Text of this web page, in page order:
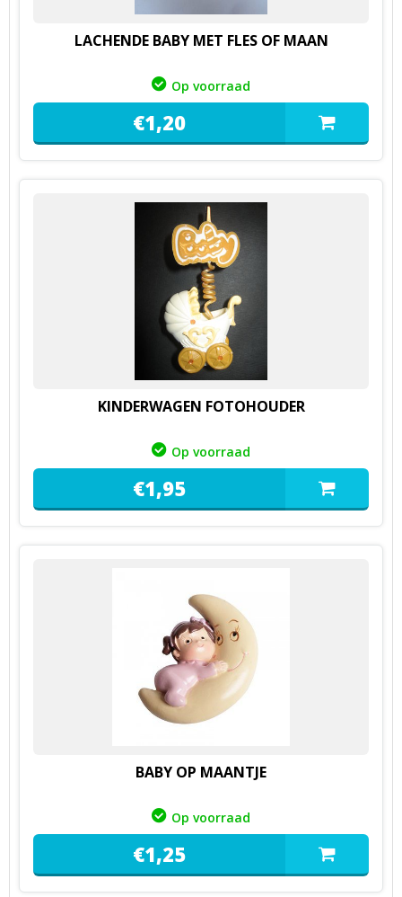
LACHENDE BABY MET FLES OF MAAN
Op voorraad
€1,20
KINDERWAGEN FOTOHOUDER
Op voorraad
€1,95
BABY OP MAANTJE
Op voorraad
€1,25